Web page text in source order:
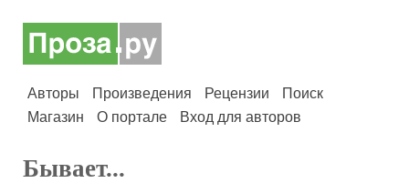
Авторы Произведения Рецензии
Поиск
Магазин
О портале Вход для авторов
Бывает...